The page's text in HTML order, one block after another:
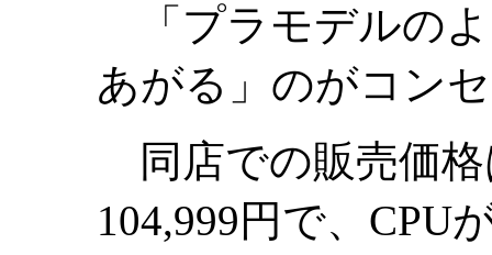
「プラモデルのよ
あがる」のがコン
同店での販売価格
104,999円で、CPU